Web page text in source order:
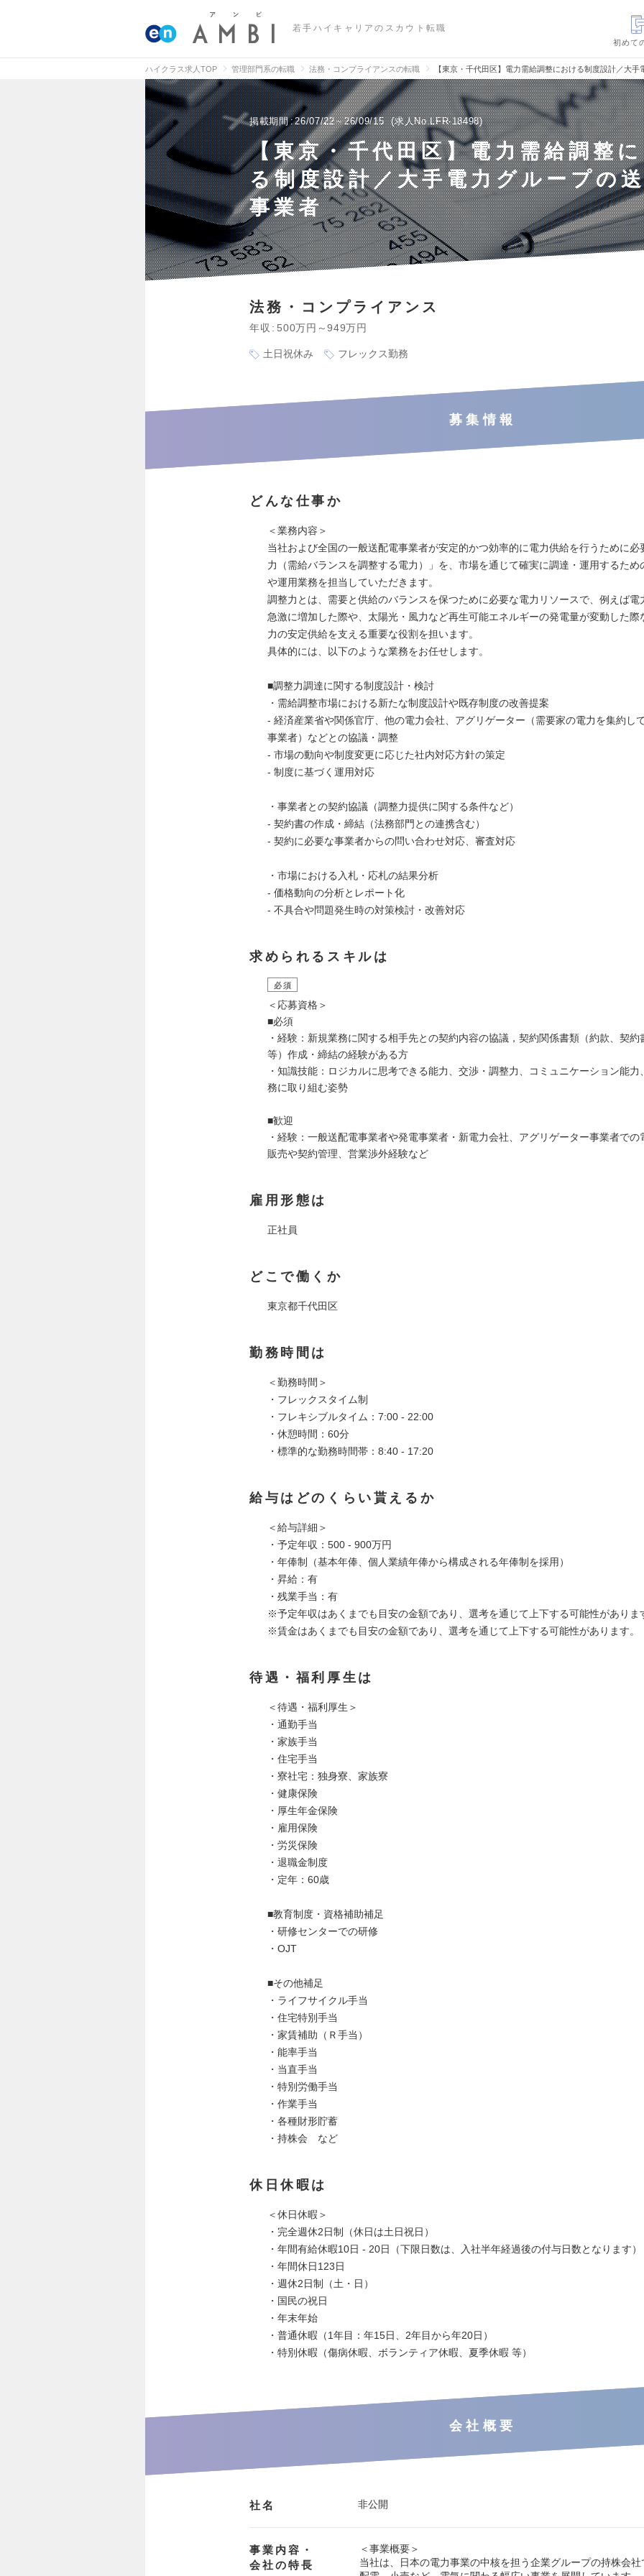
若手ハイキャリアのスカウト転職
初めて
ハイクラス求人TOP 管理部門系の転職 法務・コンプライアンスの転職 【東京・千代田区】電力需給調整における制度設計／大
掲載期間 26/07/22～26/09/15 求人No.LFR-18498
【東京・千代田区】電力需給調整
る制度設計／大手電力グループの
事業者
法務・コンプライアンス
年収 500万円～949万円
土日祝休み フレックス勤務
募集情報
どんな仕事か
＜業務内容＞
当社および全国の一般送配電事業者が安定的かつ効率的に電力供給を行うために必
力（需給バランスを調整する電力）」を、市場を通じて確実に調達・運用するため
や運用業務を担当していただきます。
調整力とは、需要と供給のバランスを保つために必要な電力リソースで、例えば電
急激に増加した際や、太陽光・風力など再生可能エネルギーの発電量が変動した際
力の安定供給を支える重要な役割を担います。
具体的には、以下のような業務をお任せします。
■調整力調達に関する制度設計・検討
・需給調整市場における新たな制度設計や既存制度の改善提案
- 経済産業省や関係官庁、他の電力会社、アグリゲーター（需要家の電力を集約し
事業者）などとの協議・調整
- 市場の動向や制度変更に応じた社内対応方針の策定
- 制度に基づく運用対応
・事業者との契約協議（調整力提供に関する条件など）
- 契約書の作成・締結（法務部門との連携含む）
- 契約に必要な事業者からの問い合わせ対応、審査対応
・市場における入札・応札の結果分析
- 価格動向の分析とレポート化
- 不具合や問題発生時の対策検討・改善対応
求められるスキルは
必須
＜応募資格＞
■必須
・経験：新規業務に関する相手先との契約内容の協議，契約関係書類（約款、契約
等）作成・締結の経験がある方
・知識技能：ロジカルに思考できる能力、交渉・調整力、コミュニケーション能力
務に取り組む姿勢
■歓迎
・経験：一般送配電事業者や発電事業者・新電力会社、アグリゲーター事業者での
販売や契約管理、営業渉外経験など
雇用形態は
正社員
どこで働くか
東京都千代田区
勤務時間は
＜勤務時間＞
・フレックスタイム制
・フレキシブルタイム：7:00 - 22:00
・休憩時間：60分
・標準的な勤務時間帯：8:40 - 17:20
給与はどのくらい貰えるか
＜給与詳細＞
・予定年収：500 - 900万円
・年俸制（基本年俸、個人業績年俸から構成される年俸制を採用）
・昇給：有
・残業手当：有
※予定年収はあくまでも目安の金額であり、選考を通じて上下する可能性がありま
※賃金はあくまでも目安の金額であり、選考を通じて上下する可能性があります。
待遇・福利厚生は
＜待遇・福利厚生＞
・通勤手当
・家族手当
・住宅手当
・寮社宅：独身寮、家族寮
・健康保険
・厚生年金保険
・雇用保険
・労災保険
・退職金制度
・定年：60歳
■教育制度・資格補助補足
・研修センターでの研修
・OJT
■その他補足
・ライフサイクル手当
・住宅特別手当
・家賃補助（Ｒ手当）
・能率手当
・当直手当
・特別労働手当
・作業手当
・各種財形貯蓄
・持株会 など
休日休暇は
＜休日休暇＞
・完全週休2日制（休日は土日祝日）
・年間有給休暇10日 - 20日（下限日数は、入社半年経過後の付与日数となります）
・年間休日123日
・週休2日制（土・日）
・国民の祝日
・年末年始
・普通休暇（1年目：年15日、2年目から年20日）
・特別休暇（傷病休暇、ボランティア休暇、夏季休暇 等）
会社概要
社名 非公開
事業内容・
会社の特長
＜事業概要＞
当社は、日本の電力事業の中核を担う企業グループの持株会